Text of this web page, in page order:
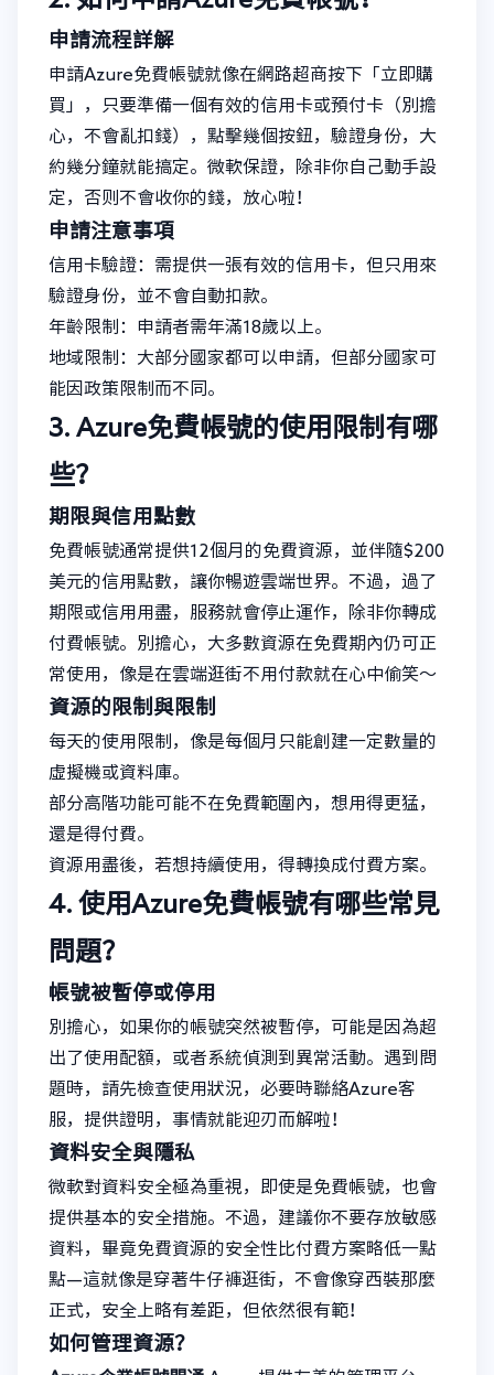
申請流程詳解
申請Azure免費帳號就像在網路超商按下「立即購
買」，只要準備一個有效的信用卡或預付卡（別擔
心，不會亂扣錢），點擊幾個按鈕，驗證身份，大
約幾分鐘就能搞定。微軟保證，除非你自己動手設
定，否则不會收你的錢，放心啦！
申請注意事項
信用卡驗證：需提供一張有效的信用卡，但只用來
驗證身份，並不會自動扣款。
年齡限制：申請者需年滿18歲以上。
地域限制：大部分國家都可以申請，但部分國家可
能因政策限制而不同。
3. Azure免費帳號的使用限制有哪
些？
期限與信用點數
免費帳號通常提供12個月的免費資源，並伴隨$200
美元的信用點數，讓你暢遊雲端世界。不過，過了
期限或信用用盡，服務就會停止運作，除非你轉成
付費帳號。別擔心，大多數資源在免費期內仍可正
常使用，像是在雲端逛街不用付款就在心中偷笑～
資源的限制與限制
每天的使用限制，像是每個月只能創建一定數量的
虛擬機或資料庫。
部分高階功能可能不在免費範圍內，想用得更猛，
還是得付費。
資源用盡後，若想持續使用，得轉換成付費方案。
4. 使用Azure免費帳號有哪些常見
問題？
帳號被暫停或停用
別擔心，如果你的帳號突然被暫停，可能是因為超
出了使用配額，或者系統偵測到異常活動。遇到問
題時，請先檢查使用狀況，必要時聯絡Azure客
服，提供證明，事情就能迎刃而解啦！
資料安全與隱私
微軟對資料安全極為重視，即使是免費帳號，也會
提供基本的安全措施。不過，建議你不要存放敏感
資料，畢竟免費資源的安全性比付費方案略低一點
點—這就像是穿著牛仔褲逛街，不會像穿西裝那麼
正式，安全上略有差距，但依然很有範！
如何管理資源？